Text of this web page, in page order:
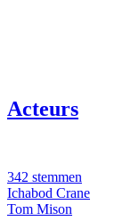
Acteurs
342 stemmen
Ichabod Crane
Tom Mison